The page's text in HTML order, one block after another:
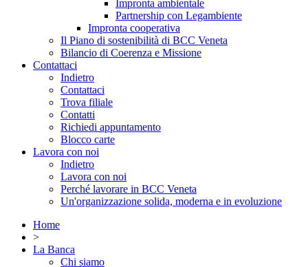
Impronta ambientale
Partnership con Legambiente
Impronta cooperativa
Il Piano di sostenibilità di BCC Veneta
Bilancio di Coerenza e Missione
Contattaci
Indietro
Contattaci
Trova filiale
Contatti
Richiedi appuntamento
Blocco carte
Lavora con noi
Indietro
Lavora con noi
Perché lavorare in BCC Veneta
Un'organizzazione solida, moderna e in evoluzione
Home
>
La Banca
Chi siamo